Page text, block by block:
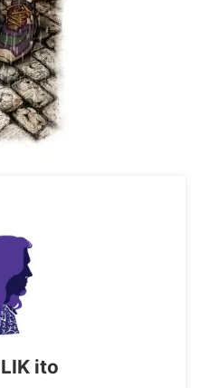
ito